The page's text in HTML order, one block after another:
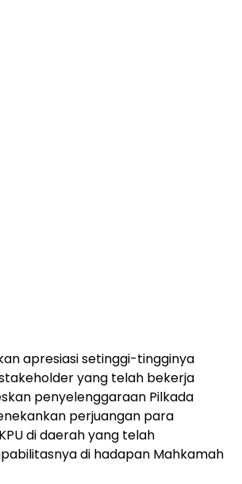
apresiasi setinggi-tingginya
yang telah bekerja
penyelenggaraan Pilkada
perjuangan para
di daerah yang telah
di hadapan Mahkamah